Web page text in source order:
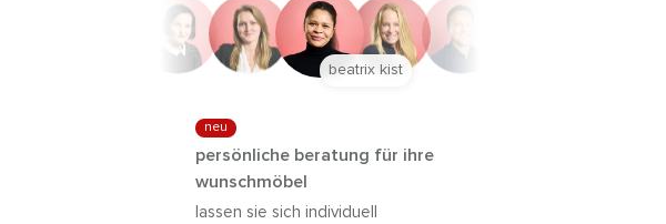
neu
persönliche beratung für ihre
wunschmöbel
lassen sie sich individuell
anna trautz